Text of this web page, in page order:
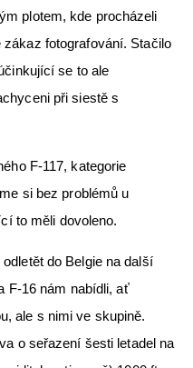
plotem, kde procházeli
fotografování. Stačilo
se to ale
při siestě s
F-117, kategorie
si bez problémů u
to měli dovoleno.
do Belgie na další
F-16 nám nabídli, ať
ale s nimi ve skupině.
o seřazení šesti letadel na